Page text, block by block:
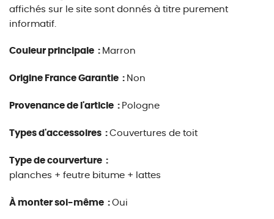
affichés sur le site sont donnés à titre purement
informatif.
Couleur principale : Marron
Origine France Garantie : Non
Provenance de l'article : Pologne
Types d'accessoires : Couvertures de toit
Type de courverture :
planches + feutre bitume + lattes
À monter soi-même : Oui